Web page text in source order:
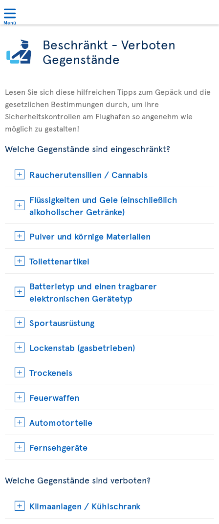
Menü
Beschränkt - Verboten
Gegenstände
Lesen Sie sich diese hilfreichen Tipps zum Gepäck und die
gesetzlichen Bestimmungen durch, um Ihre
Sicherheitskontrollen am Flughafen so angenehm wie
möglich zu gestalten!
Welche Gegenstände sind eingeschränkt?
Raucherutensilien / Cannabis
Flüssigkeiten und Gele (einschließlich
alkoholischer Getränke)
Pulver und körnige Materialien
Toilettenartikel
Batterietyp und einen tragbarer
elektronischen Gerätetyp
Sportausrüstung
Lockenstab (gasbetrieben)
Trockeneis
Feuerwaffen
Automotorteile
Fernsehgeräte
Welche Gegenstände sind verboten?
Klimaanlagen / Kühlschrank